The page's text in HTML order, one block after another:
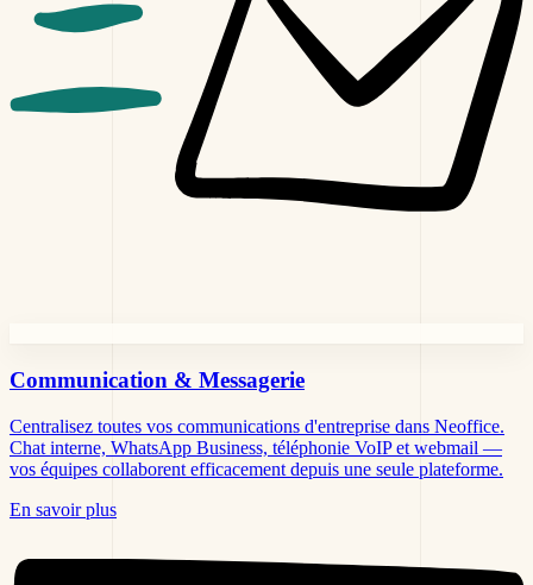
Communication & Messagerie
Centralisez toutes vos communications d'entreprise dans Neoffice.
Chat interne, WhatsApp Business, téléphonie VoIP et webmail —
vos équipes collaborent efficacement depuis une seule plateforme.
En savoir plus